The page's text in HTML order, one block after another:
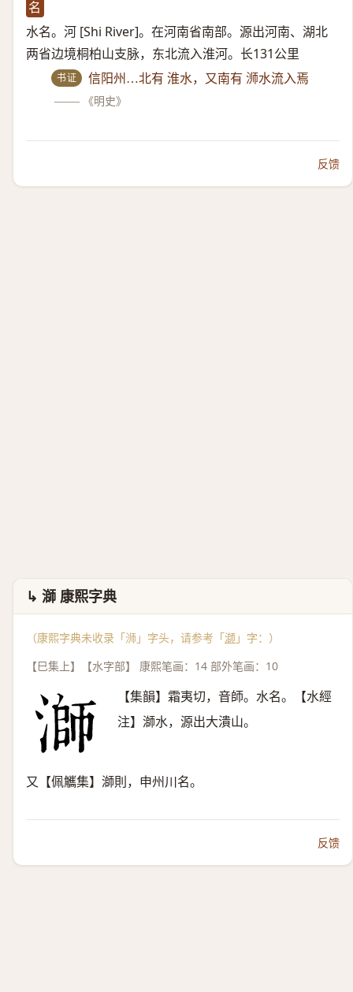
名
水名。河 [Shi River]。在河南省南部。源出河南、湖北
两省边境桐柏山支脉，东北流入淮河。长131公里
书证
信阳州…北有 淮水，又南有 浉水流入焉
——
《明史》
反馈
↳ 溮 康熙字典
（康熙字典未收录「浉」字头，请参考「溮 」字：）
【巳集上】【水字部】 康熙笔画：14 部外笔画：10
【集韻】霜夷切，音師。水名。【水經
注】溮水，源出大潰山。
又【佩觿集】溮則，申州川名。
反馈